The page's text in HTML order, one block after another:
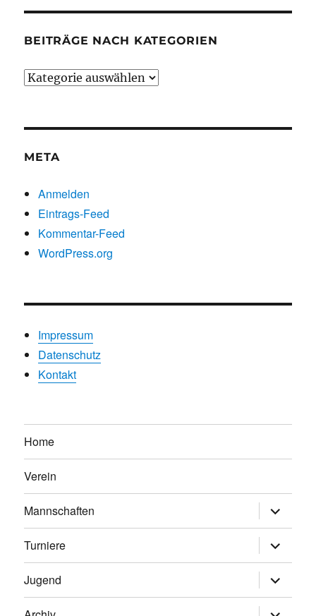
BEITRÄGE NACH KATEGORIEN
Beiträge
META
Anmelden
Eintrags-Feed
Kommentar-Feed
WordPress.org
Impressum
Datenschutz
Kontakt
Home
Verein
Mannschaften
anzeigen
Turniere
anzeigen
Jugend
anzeigen